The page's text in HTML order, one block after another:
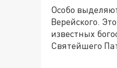
Особо
Верейского.
известных
Святейшего